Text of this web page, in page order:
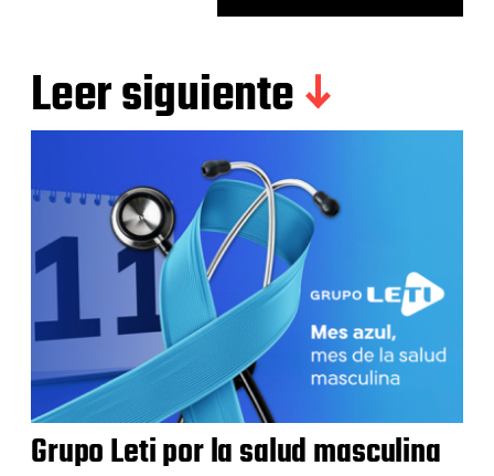
Leer siguiente
Grupo Leti por la salud masculina